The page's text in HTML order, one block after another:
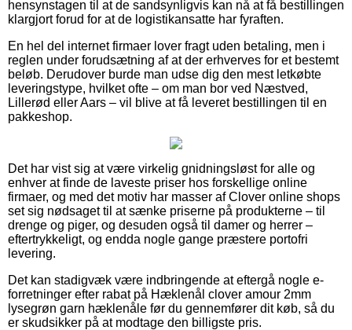
hensynstagen til at de sandsynligvis kan nå at få bestillingen
klargjort forud for at de logistikansatte har fyraften.
En hel del internet firmaer lover fragt uden betaling, men i
reglen under forudsætning af at der erhverves for et bestemt
beløb. Derudover burde man udse dig den mest letkøbte
leveringstype, hvilket ofte – om man bor ved Næstved,
Lillerød eller Aars – vil blive at få leveret bestillingen til en
pakkeshop.
Det har vist sig at være virkelig gnidningsløst for alle og
enhver at finde de laveste priser hos forskellige online
firmaer, og med det motiv har masser af Clover online shops
set sig nødsaget til at sænke priserne på produkterne – til
drenge og piger, og desuden også til damer og herrer –
eftertrykkeligt, og endda nogle gange præstere portofri
levering.
Det kan stadigvæk være indbringende at eftergå nogle e-
forretninger efter rabat på Hæklenål clover amour 2mm
lysegrøn garn hæklenåle før du gennemfører dit køb, så du
er skudsikker på at modtage den billigste pris.